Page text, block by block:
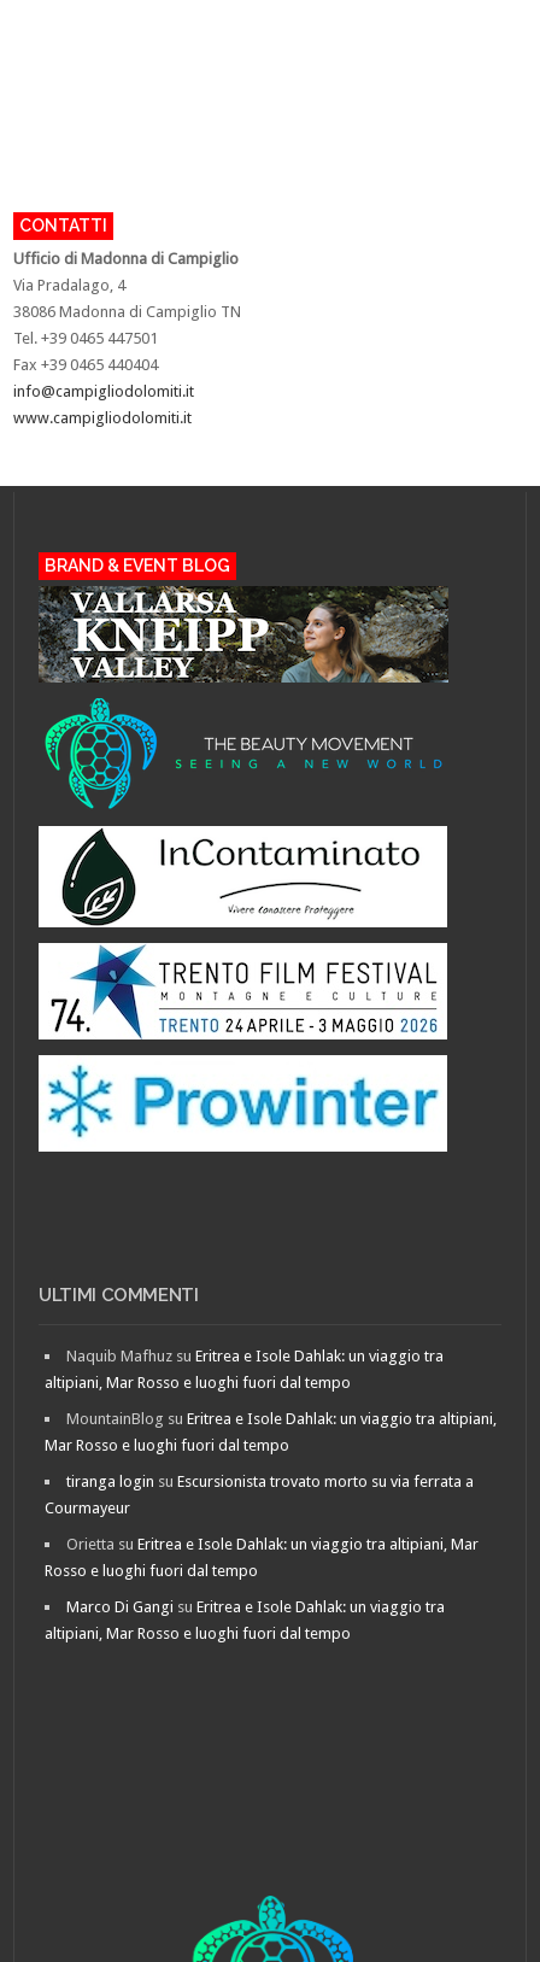
CONTATTI
Ufficio di Madonna di Campiglio
Via Pradalago, 4
38086 Madonna di Campiglio TN
Tel. +39 0465 447501
Fax +39 0465 440404
info@campigliodolomiti.it
www.campigliodolomiti.it
BRAND & EVENT BLOG
ULTIMI COMMENTI
Naquib Mafhuz suEritrea e Isole Dahlak: un viaggio tra
altipiani, Mar Rosso e luoghi fuori dal tempo
MountainBlog suEritrea e Isole Dahlak: un viaggio tra altipiani,
Mar Rosso e luoghi fuori dal tempo
tiranga login suEscursionista trovato morto su via ferrata a
Courmayeur
Orietta suEritrea e Isole Dahlak: un viaggio tra altipiani, Mar
Rosso e luoghi fuori dal tempo
Marco Di Gangi suEritrea e Isole Dahlak: un viaggio tra
altipiani, Mar Rosso e luoghi fuori dal tempo